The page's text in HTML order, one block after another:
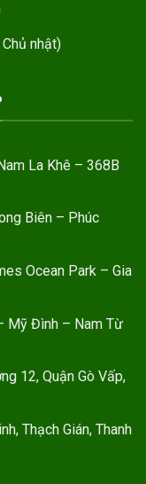
nhật)
La Khê – 368B
Biên – Phúc
Ocean Park – Gia
Mỹ Đình – Nam Từ
12, Quận Gò Vấp,
Thạch Gián, Thanh